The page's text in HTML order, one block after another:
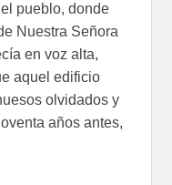
pueblo, donde
Nuestra Señora
en voz alta,
aquel edificio
olvidados y
años antes,